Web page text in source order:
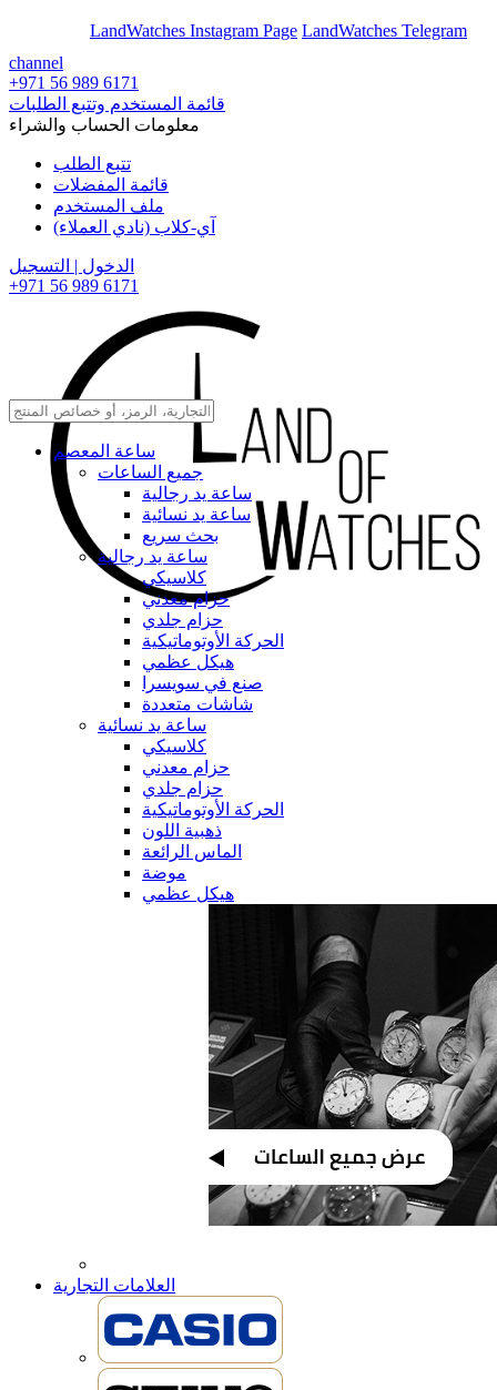
LandWatches Instagram Page LandWatches Telegram
channel
+971 56 989 6171
قائمة المستخدم وتتبع الطلبات
معلومات الحساب والشراء
تتبع الطلب
قائمة المفضلات
ملف المستخدم
آي-كلاب (نادي العملاء)
الدخول | التسجيل
+971 56 989 6171
ساعة المعصم
جميع الساعات
ساعة يد رجالية
ساعة يد نسائية
بحث سريع
ساعة يد رجالية
كلاسيكي
حزام معدني
حزام جلدي
الحركة الأوتوماتيكية
هيكل عظمي
صنع في سويسرا
شاشات متعددة
ساعة يد نسائية
كلاسيكي
حزام معدني
حزام جلدي
الحركة الأوتوماتيكية
ذهبية اللون
الماس الرائعة
موضة
هيكل عظمي
العلامات التجارية